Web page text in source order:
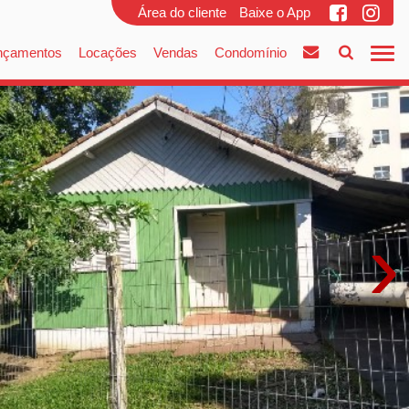
Área do cliente Baixe o App
Locações Vendas Condomínio
›